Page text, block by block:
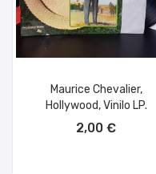
Maurice Chevalier,
Hollywood, Vinilo LP.
2,00 €